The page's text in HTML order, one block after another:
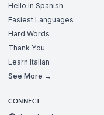
Hello in Spanish
Easiest Languages
Hard Words
Thank You
Learn Italian
See More →
CONNECT